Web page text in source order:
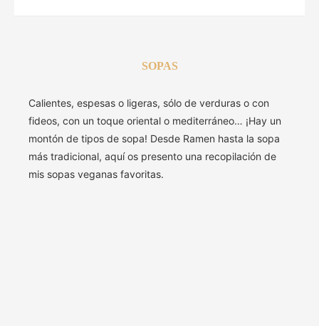
SOPAS
Calientes, espesas o ligeras, sólo de verduras o con
fideos, con un toque oriental o mediterráneo… ¡Hay un
montón de tipos de sopa! Desde Ramen hasta la sopa
más tradicional, aquí os presento una recopilación de
mis sopas veganas favoritas.